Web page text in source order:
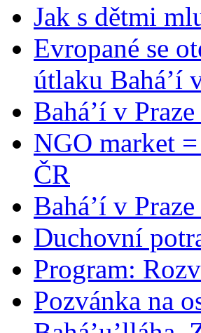
Jak s dětmi
Evropané se
útlaku Bahá’í
Bahá’í v
NGO market
ČR
Bahá’í v
Duchovní
Program:
Pozvánka na